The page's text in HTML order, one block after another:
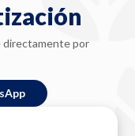
directamente por